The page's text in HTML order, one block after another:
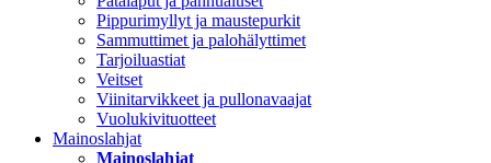
Pippurimyllyt ja maustepurkit
Sammuttimet ja palohälyttimet
Tarjoiluastiat
Veitset
Viinitarvikkeet ja pullonavaajat
Vuolukivituotteet
Mainoslahjat
Mainoslahjat